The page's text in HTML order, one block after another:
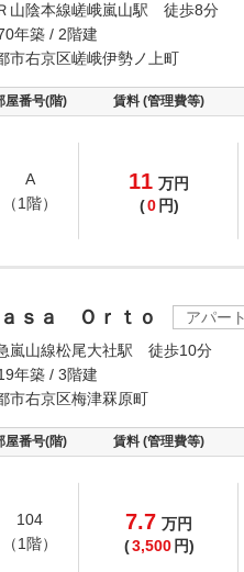
山陰本線嵯峨嵐山駅 徒歩8分
年築 / 2階建
市右京区嵯峨伊勢ノ上町
屋番号(階) 賃料 (管理費等)
A
（1階）
11 万円
(0 円)
ａｓａ Ｏｒｔｏ
アパー
嵐山線松尾大社駅 徒歩10分
年築 / 3階建
市右京区梅津罧原町
屋番号(階) 賃料 (管理費等)
104
（1階）
7.7 万円
(3,500 円)